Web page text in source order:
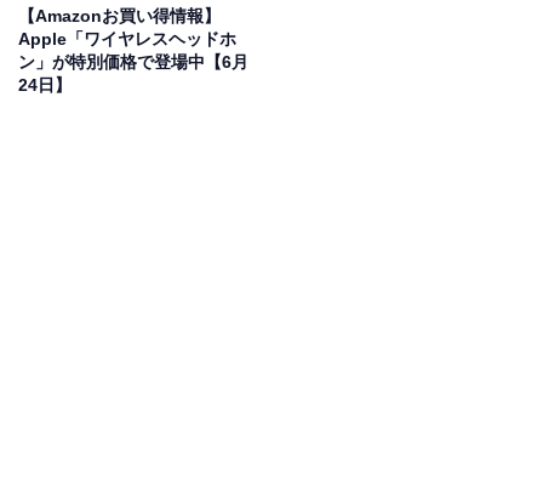
ストロングブラック 蓄電池・充電器別売 RA18DA(NNBL)
Amazonで見る
【Amazonお買い得情報】
Apple「ワイヤレスヘッドホ
ン」が特別価格で登場中【6月
24日】